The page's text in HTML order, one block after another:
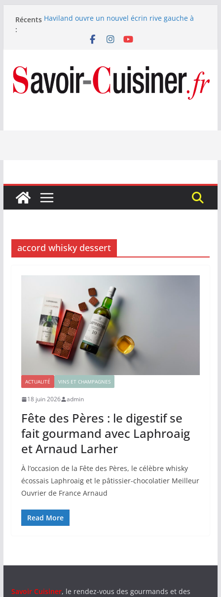
Récents
:
Haviland ouvre un nouvel écrin rive gauche à
Nous avons testé le four à pizza électrique
Little Ice 700 W
Fête des Pères : le digestif se fait gourmand avec
Laphroaig et Arnaud Larher
Catawiki met aux enchères un whisky japonais
accord whisky dessert
ACTUALITÉ VINS ET CHAMPAGNES
18 juin 2026 admin
Fête des Pères : le digestif se
fait gourmand avec Laphroaig
et Arnaud Larher
À l’occasion de la Fête des Pères, le célèbre whisky
écossais Laphroaig et le pâtissier-chocolatier Meilleur
Ouvrier de France Arnaud
Read More
Savoir Cuisiner, le rendez-vous des gourmands et des